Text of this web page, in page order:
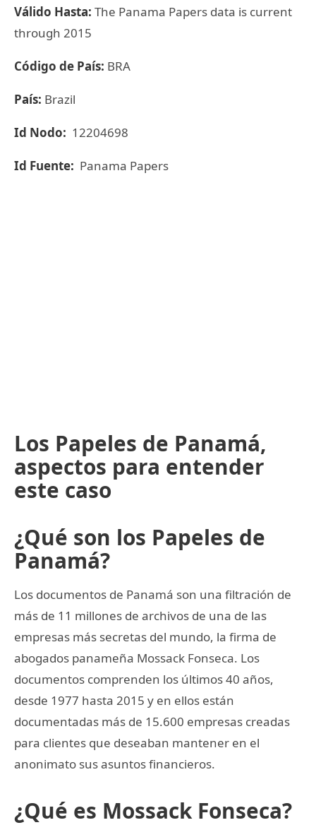
Válido Hasta: The Panama Papers data is current
through 2015
Código de País: BRA
País: Brazil
Id Nodo: 12204698
Id Fuente: Panama Papers
Los Papeles de Panamá,
aspectos para entender
este caso
¿Qué son los Papeles de
Panamá?
Los documentos de Panamá son una filtración de
más de 11 millones de archivos de una de las
empresas más secretas del mundo, la firma de
abogados panameña Mossack Fonseca. Los
documentos comprenden los últimos 40 años,
desde 1977 hasta 2015 y en ellos están
documentadas más de 15.600 empresas creadas
para clientes que deseaban mantener en el
anonimato sus asuntos financieros.
¿Qué es Mossack Fonseca?